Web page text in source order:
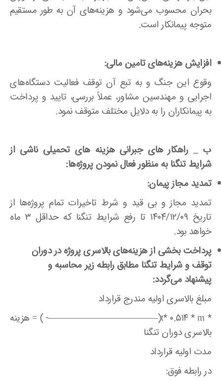
بحران محسوب می‌شود و هزینه‌های آن به طور مستقیم
متوجه پیمانکار است.
افزایش هزینه‌های تامین مالی:
وقوع این جنگ و به تبع آن توقف فعالیت دستگاه‌های
اجرایی و مهندسین مشاور، عملاً بررسی، تایید و پرداخت
به پیمانکاران را به دلایل مختلف متوقف نمود.
ب _ راهکار های جبرانی هزینه های تحمیلی ناشی از
شرایط تنگنا به منظور فعال نمودن پروژه‌ها:
تمدید مجاز پیمان:
تمدید مجاز و بی قید و شرط تاخیرات تمام پروژه‌ها از
تاریخ ۱۴۰۴/۱۲/۰۹ تا رفع شرایط تنگنا که حداقل ۳ ماه
خواهد بود.
پرداخت بخشی از هزینه‌های بالاسری پروژه در دوران
توقف و شرایط تنگنا مطابق رابطه زیر محاسبه و
پیشنهاد می‌گردد:
مبلغ بالاسری اولیه مندرج قرارداد
* t* ۰.۵۱۴ * m(————————————- ) = هزینه
بالاسری دوران تنگنا
مدت اولیه قرارداد
در رابطه فوق: